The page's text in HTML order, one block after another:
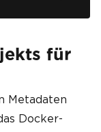
für
Metadaten
Docker-